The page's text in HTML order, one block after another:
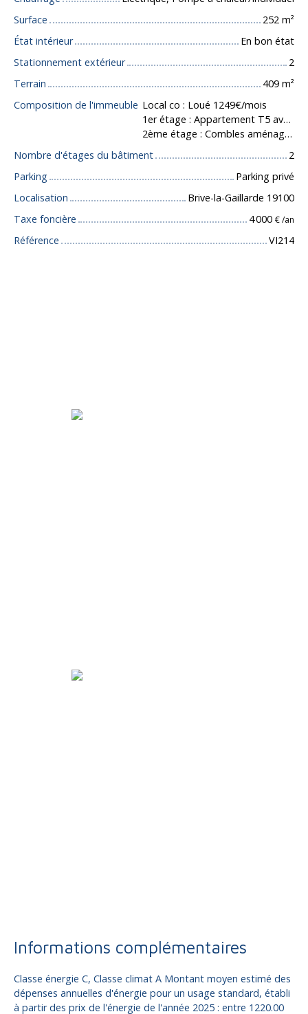
Surface
252 m²
État intérieur
En bon état
Stationnement extérieur
2
Terrain
409 m²
Composition de l'immeuble Local co : Loué 1249€/mois
1er étage : Appartement T5 avec deux places de parking privative, terrasse et jardin.
2ème étage : Combles aménagés en deux logements (studio/T2).
Nombre d'étages du bâtiment
2
Parking
Parking privé
Localisation
Brive-la-Gaillarde 19100
Taxe foncière
4 000 € /an
Référence VI214
Informations complémentaires
Classe énergie C, Classe climat A Montant moyen estimé des
dépenses annuelles d'énergie pour un usage standard, établi
à partir des prix de l'énergie de l'année 2025 : entre 1220.00